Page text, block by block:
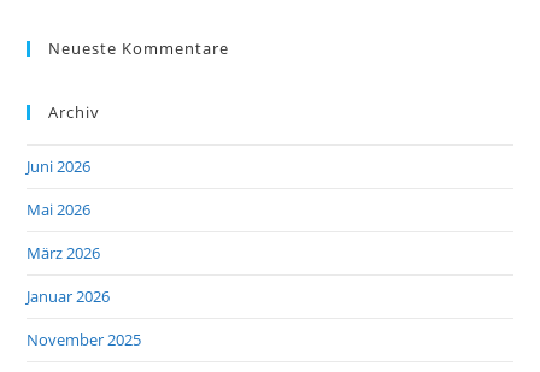
Neueste Kommentare
Archiv
Juni 2026
Mai 2026
März 2026
Januar 2026
November 2025